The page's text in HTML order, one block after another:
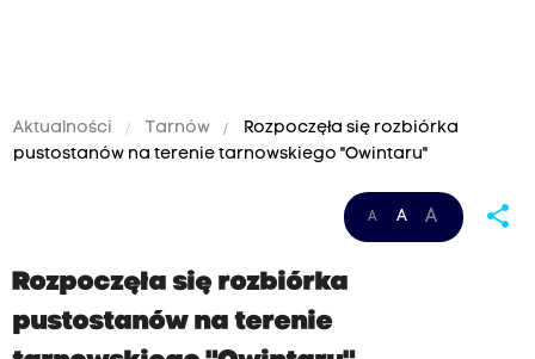
Aktualności Tarnów
Rozpoczęła się rozbiórka
pustostanów na terenie tarnowskiego "Owintaru"
A A A share
Rozpoczęła się rozbiórka
pustostanów na terenie